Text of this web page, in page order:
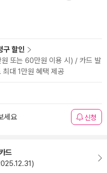
구 할인
또는 60만원 이용 시) / 카드 발
대 1만원 혜택 제공
세요 신청
드